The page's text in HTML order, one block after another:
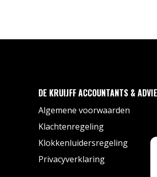
DE KRUIJFF ACCOUNTANTS &
Algemene voorwaarden
Klachtenregeling
Klokkenluidersregeling
Privacyverklaring